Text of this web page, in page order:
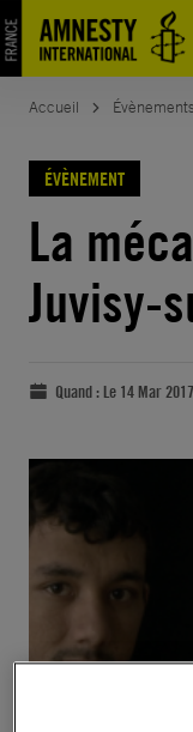
Accueil Évènements
ÉVÈNEMENT
La
Juvisy-
Quand : Le 14 Mar 2017